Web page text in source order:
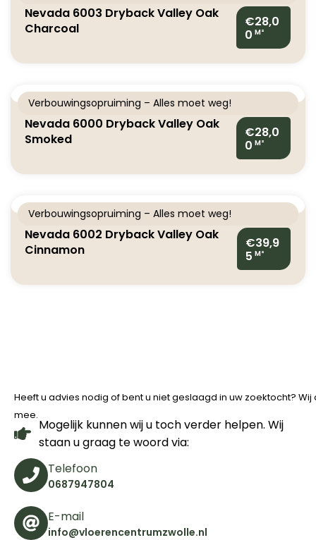
Nevada 6003 Dryback Valley Oak
Charcoal
€28,0
0 M²
Verbouwingsopruiming – Alles moet weg!
Nevada 6000 Dryback Valley Oak
Smoked
€28,0
0 M²
Verbouwingsopruiming – Alles moet weg!
Nevada 6002 Dryback Valley Oak
Cinnamon
€39,9
5 M²
Heeft u advies nodig of bent u niet geslaagd in uw zoektocht?
mee.
Mogelijk kunnen wij u toch verder helpen. Wij
staan u graag te woord via:
Telefoon
0687947804
E-mail
info@vloerencentrumzwolle.nl